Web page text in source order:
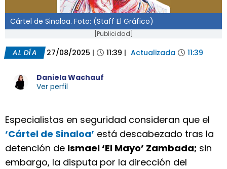
Cártel de Sinaloa. Foto: (Staff El Gráfico)
[Publicidad]
AL DÍA 27/08/2025 | 11:39 | Actualizada 11:39
Daniela Wachauf
Ver perfil
Especialistas en seguridad consideran que el
‘Cártel de Sinaloa’ está descabezado tras la
detención de Ismael ‘El Mayo’ Zambada; sin
embargo, la disputa por la dirección del